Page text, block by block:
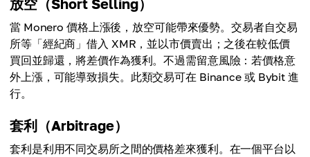
放空（Short Selling）
當 Monero 價格上漲後，放空可能帶來優勢。交易者自交易
所等「經紀商」借入 XMR，並以市價賣出；之後在較低價
買回並歸還，將差價作為獲利。不過需留意風險：若價格意
外上漲，可能導致損失。此類交易可在 Binance 或 Bybit 進
行。
套利（Arbitrage）
套利是利用不同交易所之間的價格差來獲利。在一個平台以